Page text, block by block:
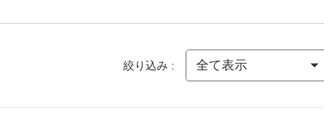
絞り込み :